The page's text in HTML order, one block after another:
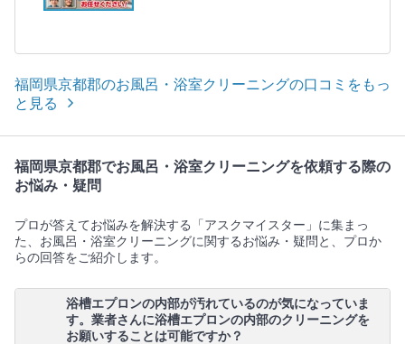
福岡県京都郡のお風呂・浴室クリーニングの口コミをもっ
と見る
福岡県京都郡でお風呂・浴室クリーニングを依頼する際の
お悩み・疑問
プロが答えてお悩みを解決する「アスクマイスター」に集まっ
た、お風呂・浴室クリーニングに関するお悩み・疑問と、プロか
らの回答をご紹介します。
浴槽エプロンの内部が汚れているのが気になっていま
す。業者さんに浴槽エプロンの内部のクリーニングを
お願いすることは可能ですか？